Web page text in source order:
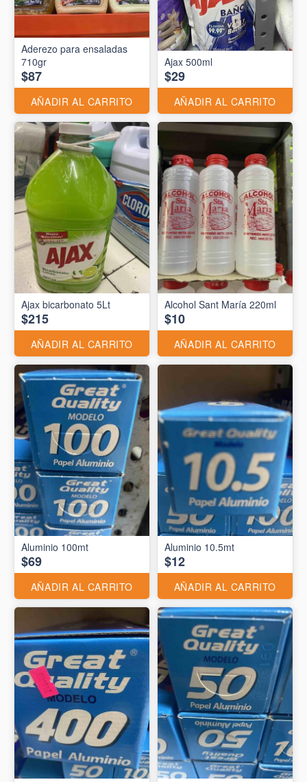
Aderezo para ensaladas
710gr
$87
AÑADIR AL CARRITO
Ajax 500ml
$29
AÑADIR AL CARRITO
Ajax bicarbonato 5Lt
$215
AÑADIR AL CARRITO
Alcohol Sant María 220ml
$10
AÑADIR AL CARRITO
$69
AÑADIR AL CARRITO
Aluminio 10.5mt
$12
AÑADIR AL CARRITO